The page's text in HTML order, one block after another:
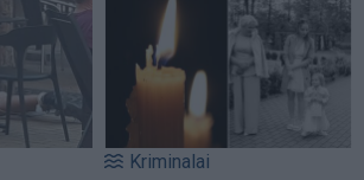
Kriminalai